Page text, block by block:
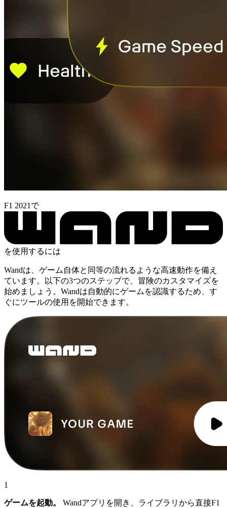
F1 2021で
を使用するには
Wandは、ゲーム自体と同等の流れるような高速動作を備え
ています。以下の3つのステップで、冒険のカスタマイズを
始めましょう。Wandは自動的にゲームを認識するため、す
ぐにツールの使用を開始できます。
1
ゲームを起動。
Wandアプリを開き、ライブラリから直接F1